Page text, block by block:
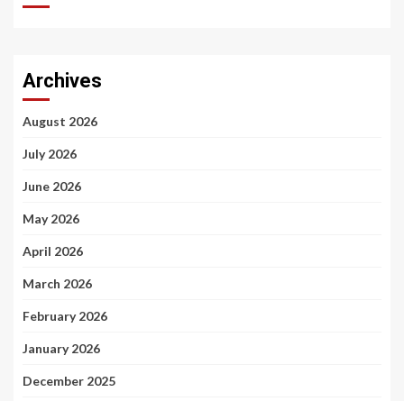
Archives
August 2026
July 2026
June 2026
May 2026
April 2026
March 2026
February 2026
January 2026
December 2025